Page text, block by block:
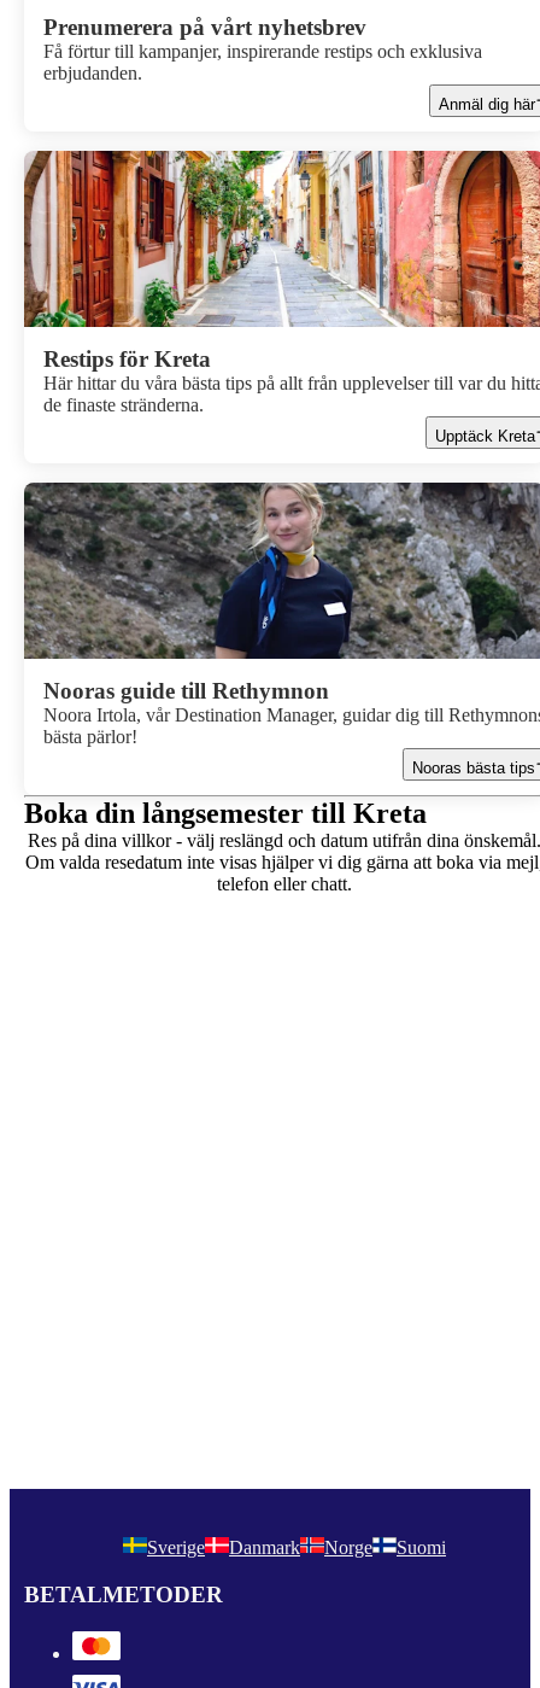
Prenumerera på vårt nyhetsbrev
Få förtur till kampanjer, inspirerande restips och exklusiva
erbjudanden.
Anmäl dig här
Restips för Kreta
Här hittar du våra bästa tips på allt från upplevelser till var du
de finaste stränderna.
Upptäck Kreta
Nooras guide till Rethymnon
Noora Irtola, vår Destination Manager, guidar dig till
bästa pärlor!
Nooras bästa tips
Boka din långsemester till Kreta
Res på dina villkor - välj reslängd och datum utifrån dina önskemål.
Om valda resedatum inte visas hjälper vi dig gärna att boka via
telefon eller chatt.
Sverige Danmark Norge Suomi
BETALMETODER